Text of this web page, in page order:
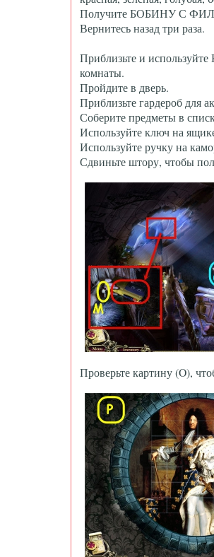
Получите БОБИНУ С
Вернитесь назад три раза.
Приблизьте и
комнаты.
Пройдите в дверь.
Приблизьте гардероб для
Соберите предметы в
Используйте ключ на
Используйте ручку на
Сдвиньте штору, чтобы
Проверьте картину (O),